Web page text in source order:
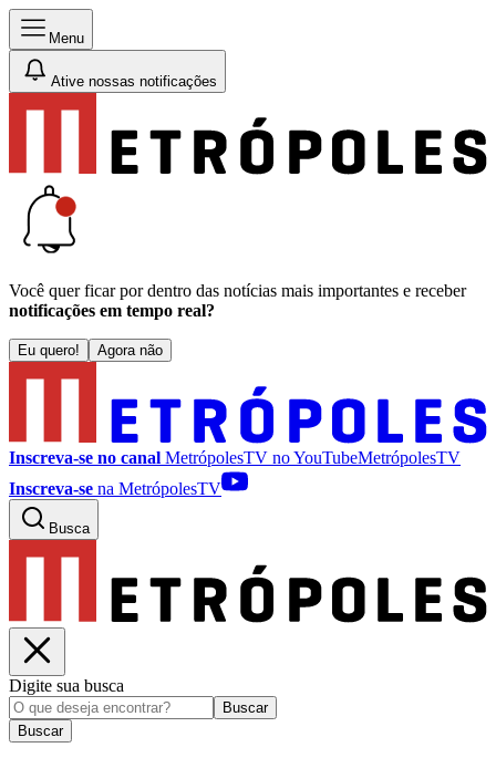
Menu
Ative nossas notificações
Você quer ficar por dentro das notícias mais importantes e receber
notificações em tempo real?
Eu quero! Agora não
Inscreva-se no canal MetrópolesTV noYouTubeMetrópolesTV
Inscreva-se na MetrópolesTV
Busca
Digite sua busca
Buscar
Buscar